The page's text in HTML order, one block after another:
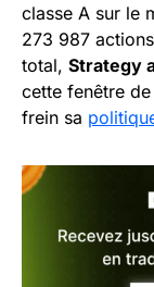
classe A sur le
273 987
total, Strategy
cette fenêtre
frein sa